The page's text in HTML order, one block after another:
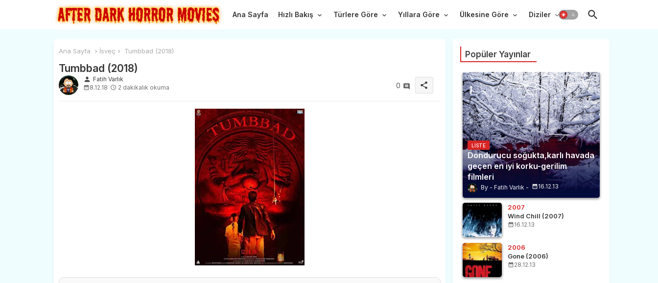
Ana Sayfa Hızlı Bakış Türlere Göre Yıllara Göre Ülkesine Göre Diziler
Ana Sayfa İsveç Tumbbad (2018)
Tumbbad (2018)
person Fatih Varlık
8.12.18
2 dakikalık okuma 0 share
Popüler Yayınlar
LISTE
Dondurucu soğukta,karlı havada
geçen en iyi korku-gerilim
filmleri
Fatih Varlık 16.12.13
2007
Wind Chill (2007)
16.12.13
2006
Gone (2006)
28.12.13